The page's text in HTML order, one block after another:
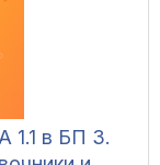
1.1 в БП 3.